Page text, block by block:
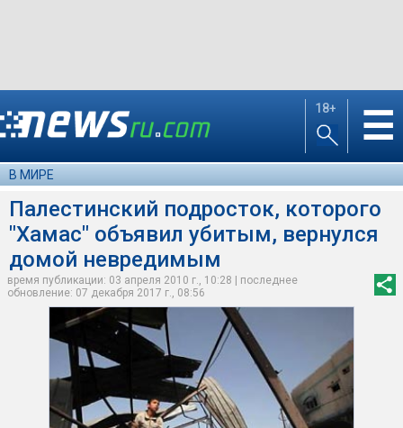
18+ ☰
В МИРЕ
Палестинский подросток, которого
"Хамас" объявил убитым, вернулся
домой невредимым
время публикации: 03 апреля 2010 г., 10:28 | последнее
обновление: 07 декабря 2017 г., 08:56